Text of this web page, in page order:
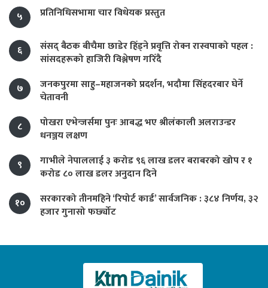
५
प्रतिनिधिसभामा चार विधेयक प्रस्तुत
६
संसद् बैठक बीचैमा छाडेर हिँड्ने प्रवृत्ति रोक्न रास्वपाको पहल :
सांसदहरूको हाजिरी विश्लेषण गरिँदै
७
जनकपुरमा साहु–महाजनको प्रदर्शन, भदौमा सिंहदरबार घेर्ने
चेतावनी
८
पोखरा एभेन्जर्समा पुनः आबद्ध भए श्रीलंकाली अलराउन्डर
धनञ्जय लक्षण
९
गाभीले नेपाललाई ३ करोड ९६ लाख डलर बराबरको खोप र १
करोड ८० लाख डलर अनुदान दिने
१०
सरकारको तीनमहिने ‘रिपोर्ट कार्ड’ सार्वजनिक : ३८४ निर्णय, ३२
हजार गुनासो फर्छ्योट